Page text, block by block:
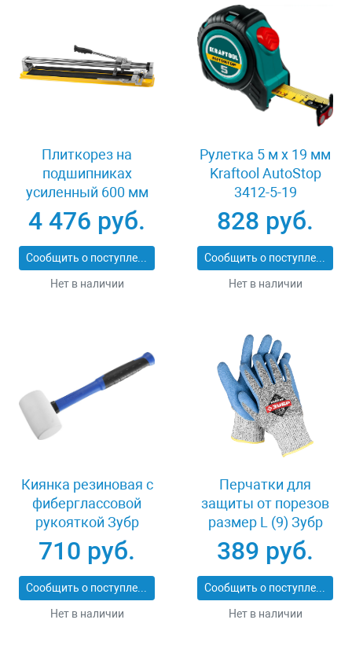
Плиткорез на
подшипниках
усиленный 600 мм
Stayer PROFI 3318-60
4 476 руб.
Сообщить о поступлении
Нет в наличии
Рулетка 5 м x 19 мм
Kraftool AutoStop
3412-5-19
828 руб.
Сообщить о поступлении
Нет в наличии
Киянка резиновая с
фиберглассовой
рукояткой Зубр
ПРОФИ 20531-
450_z02
710 руб.
Сообщить о поступлении
Нет в наличии
Перчатки для
защиты от порезов
размер L (9) Зубр
11277-L
389 руб.
Сообщить о поступлении
Нет в наличии